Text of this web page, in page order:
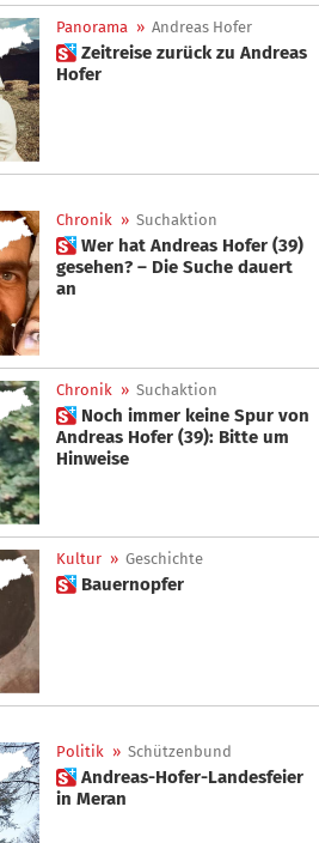
Panorama » Andreas Hofer
 Zeitreise zurück zu Andreas
Hofer
Chronik » Suchaktion
 Wer hat Andreas Hofer (39)
gesehen? – Die Suche dauert
an
Chronik » Suchaktion
 Noch immer keine Spur von
Andreas Hofer (39): Bitte um
Hinweise
Kultur » Geschichte
 Bauernopfer
Politik » Schützenbund
 Andreas-Hofer-Landesfeier
in Meran